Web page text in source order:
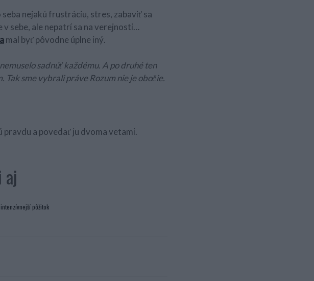
nejakú frustráciu, stres, zabaviť sa
sebe, ale nepatrí sa na verejnosti…
mal byť pôvodne úplne iný.
sadnúť každému. A po druhé ten
Tak sme vybrali práve Rozum nie je obočie.
pravdu a povedať ju dvoma vetami.
aj
pôžitok